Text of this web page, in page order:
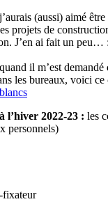
j’aurais (aussi) aimé
projets de
J’en ai fait un peu… :
quand il m’est
les bureaux, voici ce
l’hiver 2022-23 : les
personnels)
fixateur